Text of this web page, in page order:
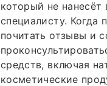
который не
специалисту. Когда
почитать отзывы и
средств, включая
косметические